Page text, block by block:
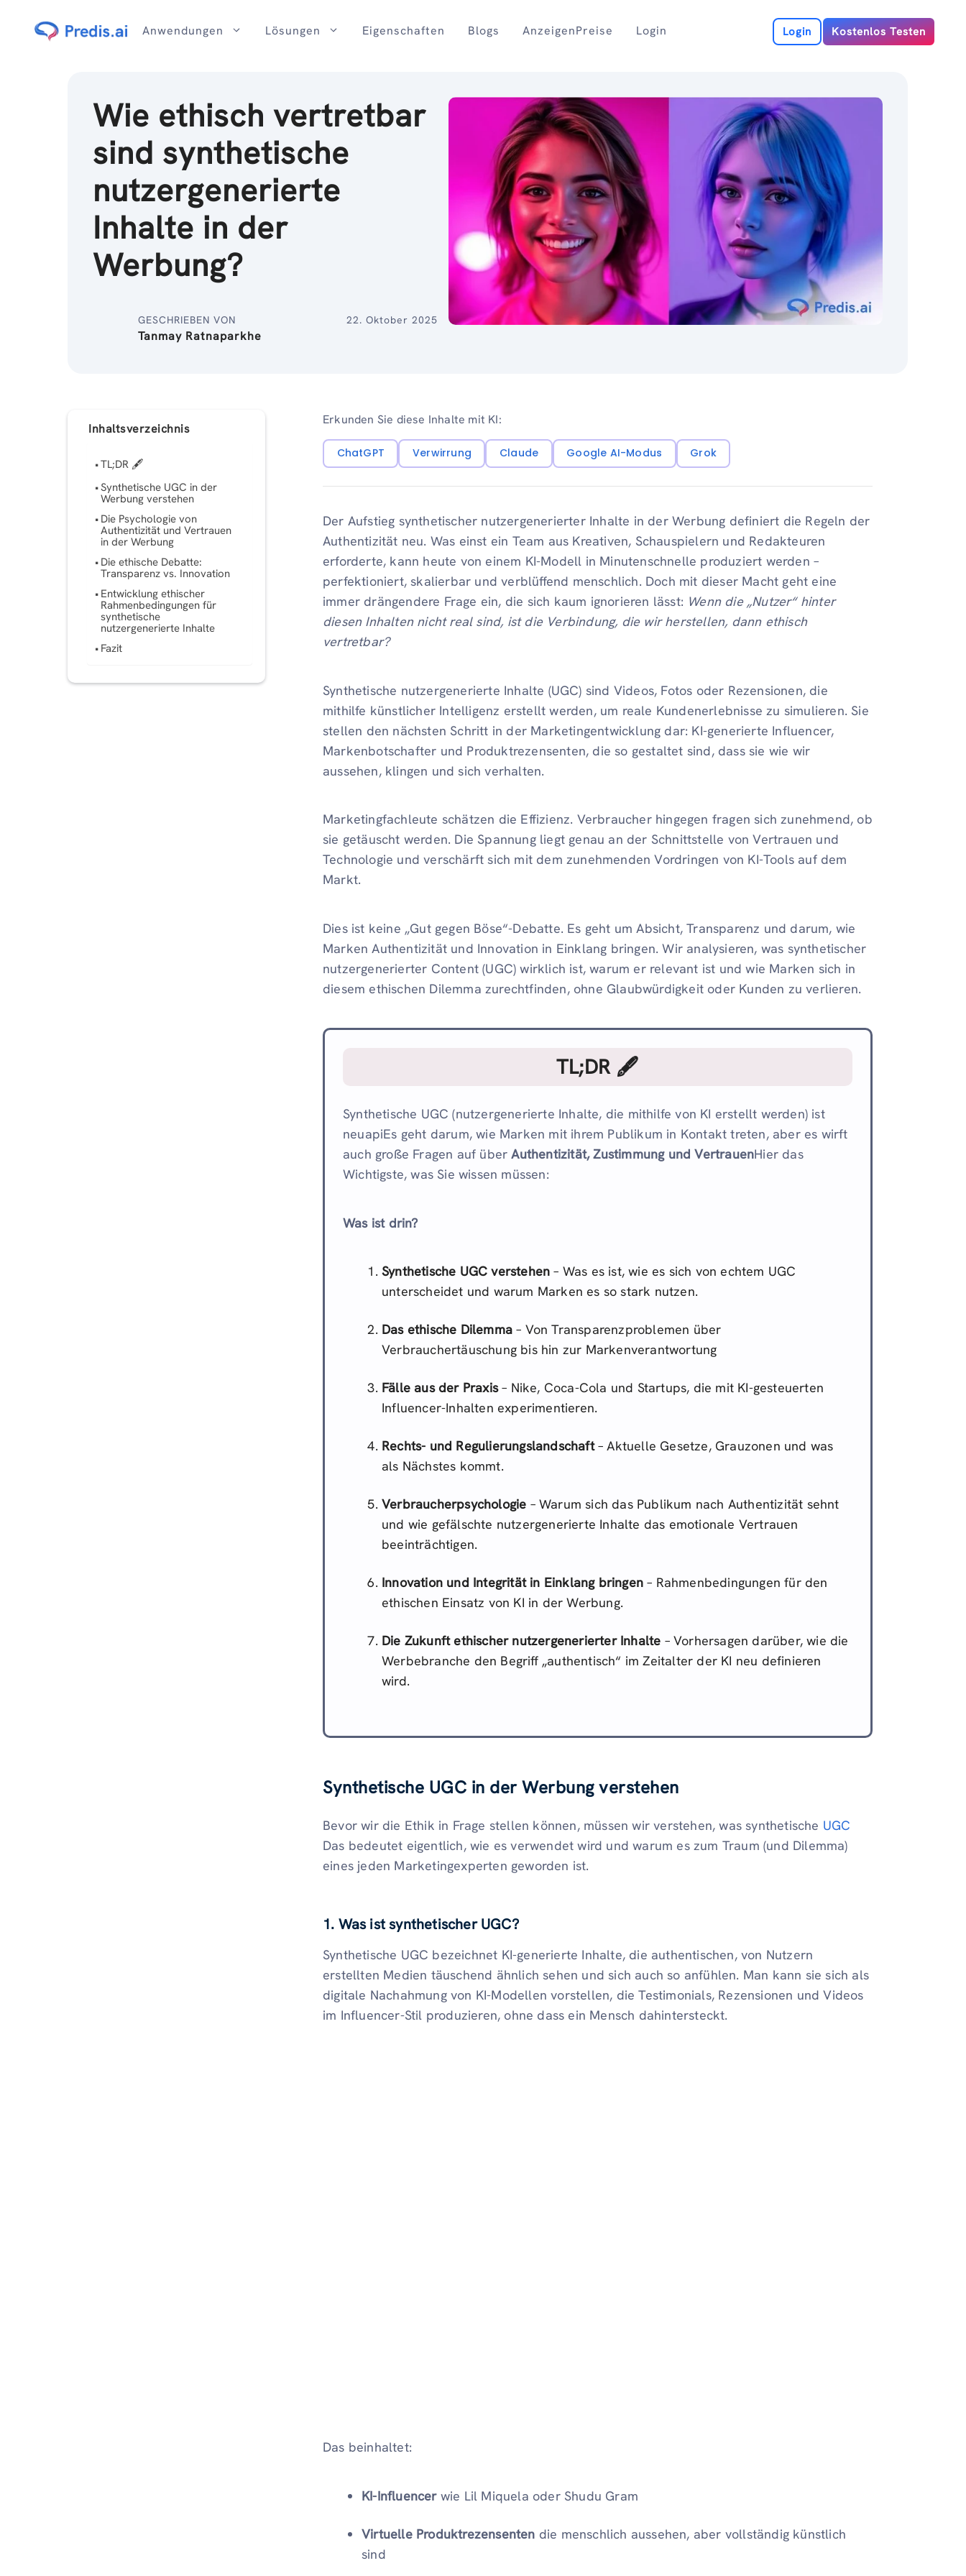
Anwendungen Lösungen Eigenschaften Blogs AnzeigenPreise Login Login Kostenlos Testen
Wie ethisch vertretbar
sind synthetische
nutzergenerierte
Inhalte in der
Werbung?
GESCHRIEBEN VON
Tanmay Ratnaparkhe
22. Oktober 2025
Inhaltsverzeichnis
TL;DR 🖋
Synthetische UGC in der
Werbung verstehen
Die Psychologie von
Authentizität und Vertrauen
in der Werbung
Die ethische Debatte:
Transparenz vs. Innovation
Entwicklung ethischer
Rahmenbedingungen für
synthetische
nutzergenerierte Inhalte
Fazit
Erkunden Sie diese Inhalte mit KI:
ChatGPT Verwirrung Claude Google AI-Modus Grok
Der Aufstieg synthetischer nutzergenerierter Inhalte in der Werbung definiert die Regeln der
Authentizität neu. Was einst ein Team aus Kreativen, Schauspielern und Redakteuren
erforderte, kann heute von einem KI-Modell in Minutenschnelle produziert werden –
perfektioniert, skalierbar und verblüffend menschlich. Doch mit dieser Macht geht eine
immer drängendere Frage ein, die sich kaum ignorieren lässt: Wenn die „Nutzer“ hinter
diesen Inhalten nicht real sind, ist die Verbindung, die wir herstellen, dann ethisch
vertretbar?
Synthetische nutzergenerierte Inhalte (UGC) sind Videos, Fotos oder Rezensionen, die
mithilfe künstlicher Intelligenz erstellt werden, um reale Kundenerlebnisse zu simulieren. Sie
stellen den nächsten Schritt in der Marketingentwicklung dar: KI-generierte Influencer,
Markenbotschafter und Produktrezensenten, die so gestaltet sind, dass sie wie wir
aussehen, klingen und sich verhalten.
Marketingfachleute schätzen die Effizienz. Verbraucher hingegen fragen sich zunehmend, ob
sie getäuscht werden. Die Spannung liegt genau an der Schnittstelle von Vertrauen und
Technologie und verschärft sich mit dem zunehmenden Vordringen von KI-Tools auf dem
Markt.
Dies ist keine „Gut gegen Böse“-Debatte. Es geht um Absicht, Transparenz und darum, wie
Marken Authentizität und Innovation in Einklang bringen. Wir analysieren, was synthetischer
nutzergenerierter Content (UGC) wirklich ist, warum er relevant ist und wie Marken sich in
diesem ethischen Dilemma zurechtfinden, ohne Glaubwürdigkeit oder Kunden zu verlieren.
TL;DR 🖋
Synthetische UGC (nutzergenerierte Inhalte, die mithilfe von KI erstellt werden) ist
neuapiEs geht darum, wie Marken mit ihrem Publikum in Kontakt treten, aber es wirft
auch große Fragen auf überAuthentizität, Zustimmung und VertrauenHier das
Wichtigste, was Sie wissen müssen:
Was ist drin?
Synthetische UGC verstehen – Was es ist, wie es sich von echtem UGC
unterscheidet und warum Marken es so stark nutzen.
Das ethische Dilemma – Von Transparenzproblemen über
Verbrauchertäuschung bis hin zur Markenverantwortung
Fälle aus der Praxis– Nike, Coca-Cola und Startups, die mit KI-gesteuerten
Influencer-Inhalten experimentieren.
Rechts- und Regulierungslandschaft– Aktuelle Gesetze, Grauzonen und was
als Nächstes kommt.
Verbraucherpsychologie – Warum sich das Publikum nach Authentizität sehnt
und wie gefälschte nutzergenerierte Inhalte das emotionale Vertrauen
beeinträchtigen.
Innovation und Integrität in Einklang bringen – Rahmenbedingungen für den
ethischen Einsatz von KI in der Werbung.
Die Zukunft ethischer nutzergenerierter Inhalte – Vorhersagen darüber, wie die
Werbebranche den Begriff „authentisch“ im Zeitalter der KI neu definieren
wird.
Synthetische UGC in der Werbung verstehen
Bevor wir die Ethik in Frage stellen können, müssen wir verstehen, was synthetische UGC
Das bedeutet eigentlich, wie es verwendet wird und warum es zum Traum (und Dilemma)
eines jeden Marketingexperten geworden ist.
1. Was ist synthetischer UGC?
Synthetische UGC bezeichnet KI-generierte Inhalte, die authentischen, von Nutzern
erstellten Medien täuschend ähnlich sehen und sich auch so anfühlen. Man kann sie sich als
digitale Nachahmung von KI-Modellen vorstellen, die Testimonials, Rezensionen und Videos
im Influencer-Stil produzieren, ohne dass ein Mensch dahintersteckt.
Das beinhaltet:
KI-Influencerwie Lil Miquela oder Shudu Gram
Virtuelle Produktrezensenten die menschlich aussehen, aber vollständig künstlich
sind